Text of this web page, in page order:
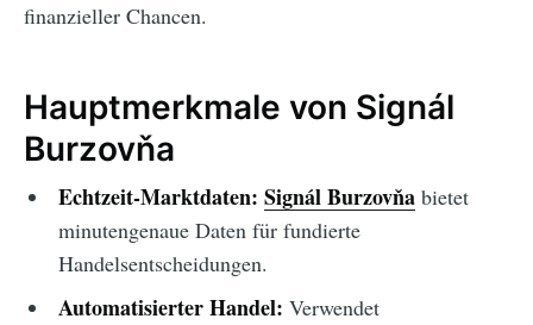
finanzieller Chancen.
Hauptmerkmale von Signál
Burzovňa
Echtzeit-Marktdaten: Signál Burzovňabietet
minutengenaue Daten für fundierte
Handelsentscheidungen.
Automatisierter Handel: Verwendet